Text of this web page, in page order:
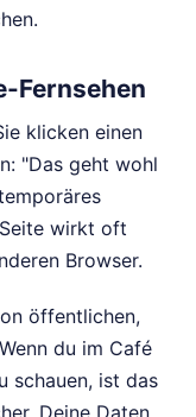
Fernsehen
klicken einen
"Das geht wohl
wirkt oft
Browser.
öffentlichen,
du im Café
schauen, ist das